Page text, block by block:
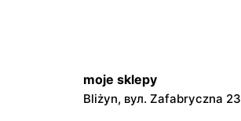
moje sklepy
Bliżyn, вул. Zafabryczna 23